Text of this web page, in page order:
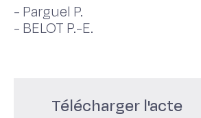
- Parguel P.
- BELOT P.-E.
Télécharger l'acte